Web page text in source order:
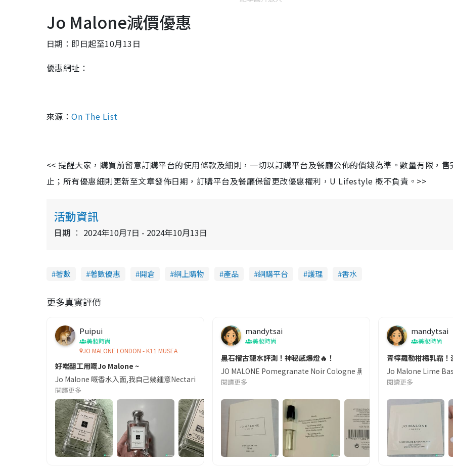
Jo Malone減價優惠
日期：即日起至10月13日
優惠網址：
來源：On The List
<< 提醒大家，購買前留意訂購平台的使用條款及細則，一切以訂購平台及餐廳公佈的價錢為準。數量有限，售
止；所有優惠細則更新至文章發佈日期，訂購平台及餐廳保留更改優惠權利，U Lifestyle 概不負責。>>
活動資訊
日期 2024年10月7日 - 2024年10月13日
著數 著數優惠 開倉 網上購物 產品 網購平台 護理 香水
更多真實評價
Puipui
美妝時尚
JO MALONE LONDON - K11 MUSEA
好啱翻工用嘅Jo Malone ~
Jo Malone 嘅香水入面,我自己幾鍾意Nectarine Blossom & Honey 呢一隻香味🫶🏻 因為我覺得佢帶到比我一種好舒服好清新
閱讀更多
mandytsai
美妝時尚
黑石榴古龍水評測！神秘感爆燈🔥！
JO MALONE Pomegranate Noir Cologne 黑石榴古龍水 $670/ 30ml;
閱讀更多
mandytsai
美妝時尚
青檸羅勒柑橘乳霜
Jo Malone Lime
閱讀更多